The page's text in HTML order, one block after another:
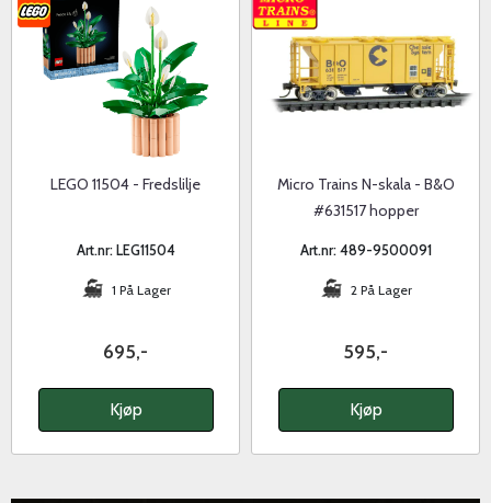
LEGO 11504 - Fredslilje
Art.nr: LEG11504
1 På Lager
695,-
Kjøp
Micro Trains N-skala - B&O
#631517 hopper
Art.nr: 489-9500091
2 På Lager
595,-
Kjøp